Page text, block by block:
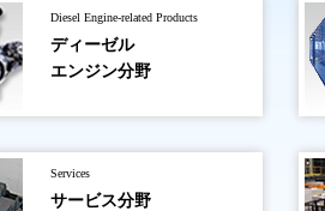
Diesel Engine-related Products
ディーゼル
エンジン分野
Services
サービス分野